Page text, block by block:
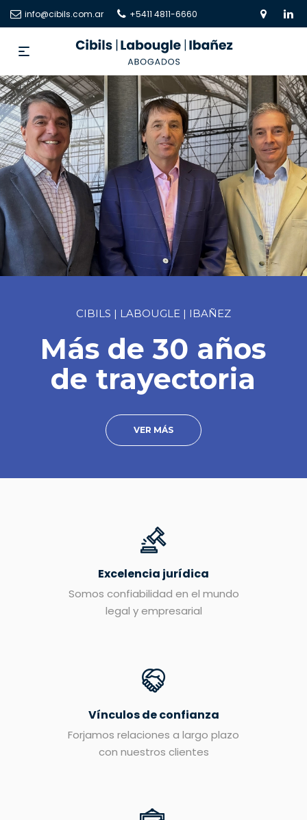
info@cibils.com.ar +5411 4811-6660
VER MÁS
CIBILS | LABOUGLE | IBAÑEZ
Más de 30 años
de trayectoria
Excelencia jurídica
Somos confiabilidad en el mundo
legal y empresarial
Vínculos de confianza
Forjamos relaciones a largo plazo
con nuestros clientes